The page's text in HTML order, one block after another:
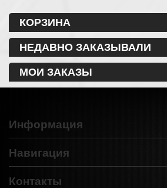
КОРЗИНА
НЕДАВНО ЗАКАЗЫВАЛИ
МОИ ЗАКАЗЫ
Информация
Навигация
Контакты